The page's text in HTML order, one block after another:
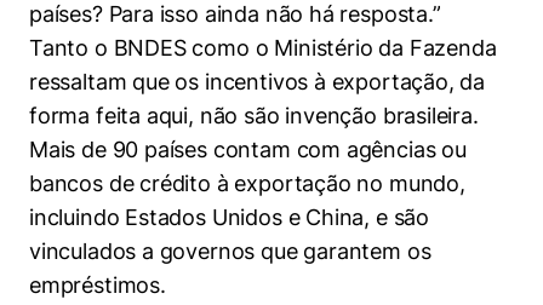
países? Para isso ainda não há resposta.”
Tanto o BNDES como o Ministério da Fazenda
ressaltam que os incentivos à exportação, da
forma feita aqui, não são invenção brasileira.
Mais de 90 países contam com agências ou
bancos de crédito à exportação no mundo,
incluindo Estados Unidos e China, e são
vinculados a governos que garantem os
empréstimos.